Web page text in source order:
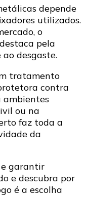
para
depende
utilizados.
o
pela
desgaste.
tratamento
contra
ambientes
ou na
faz toda a
da
garantir
e descubra por
é a escolha